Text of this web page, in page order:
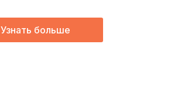
Узнать больше